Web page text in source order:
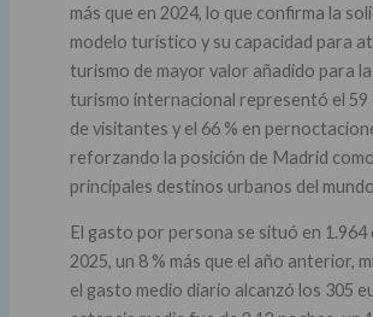
más que en 2024, lo que confirma la
modelo turístico y su capacidad para
turismo de mayor valor añadido para la
turismo internacional representó el 59
de visitantes y el 66 % en
reforzando la posición de Madrid
principales destinos urbanos del
El gasto por persona se situó en 1.964
2025, un 8 % más que el año anterior,
el gasto medio diario alcanzó los 305